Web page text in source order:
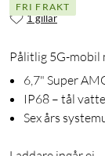
FRI FRAKT
1 gillar
Pålitlig 5G-mobil
6,7" Super
IP68 – tål
Sex års